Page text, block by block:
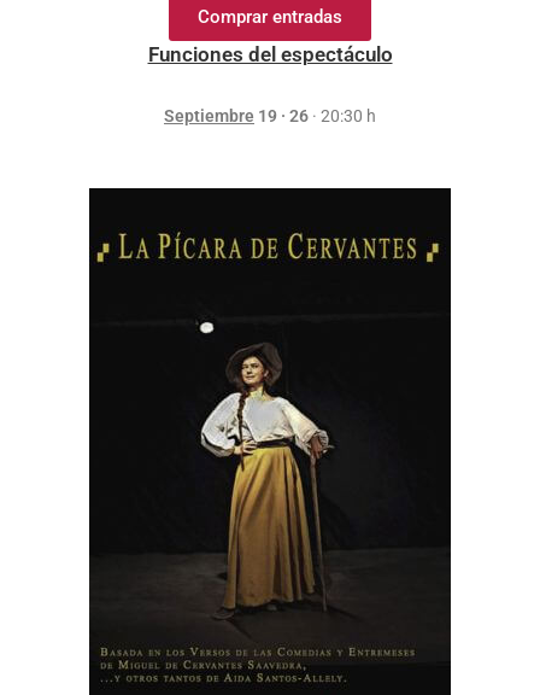
Comprar entradas
Funciones del espectáculo
Septiembre 19 · 26 · 20:30 h